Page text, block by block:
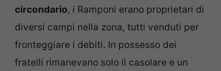
circondario, i Ramponi erano proprietari di
diversi campi nella zona, tutti venduti per
fronteggiare i debiti. In possesso dei
fratelli rimanevano solo il casolare e un